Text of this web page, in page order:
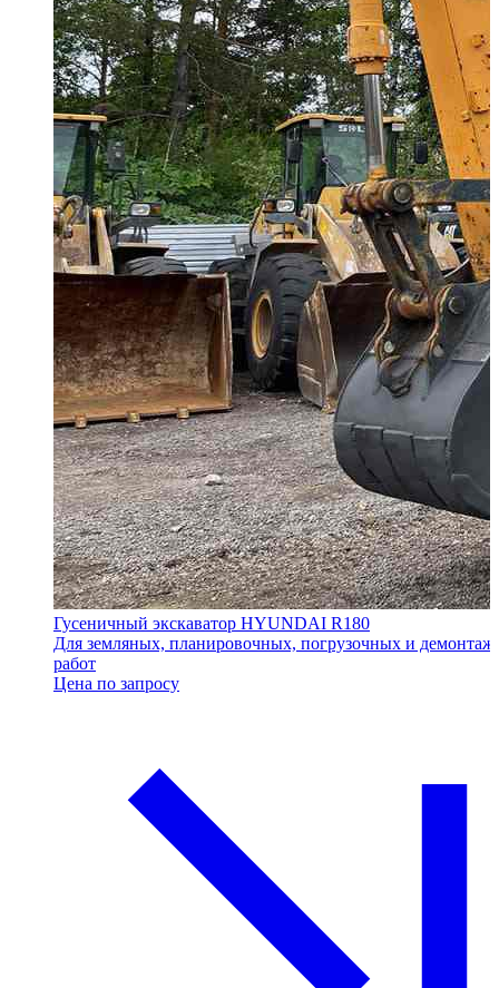
Гусеничный экскаватор HYUNDAI R180
Для земляных, планировочных, погрузочных и
работ
Цена по запросу